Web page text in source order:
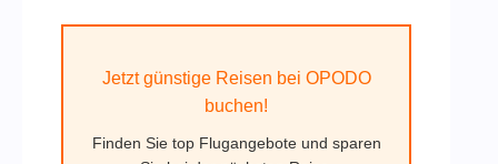
Jetzt günstige Reisen bei OPODO
buchen!
Finden Sie top Flugangebote und sparen